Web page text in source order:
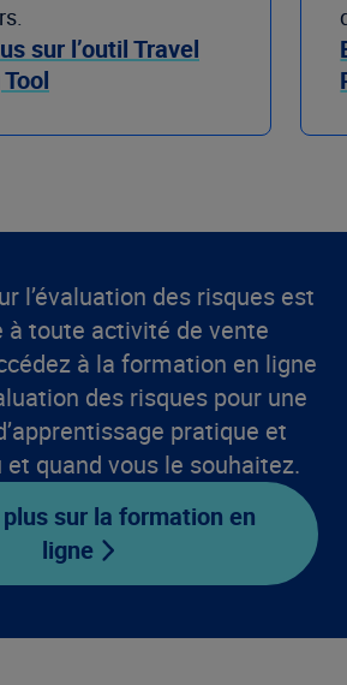
sur l’outil Travel
l’évaluation des risques est
à toute activité de vente
à la formation en ligne
des risques pour une
pratique et
quand vous le souhaitez.
sur la formation en
ligne